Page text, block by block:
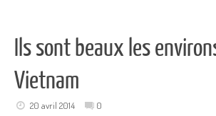
Ils sont beaux les
Vietnam
20 avril 2014 0